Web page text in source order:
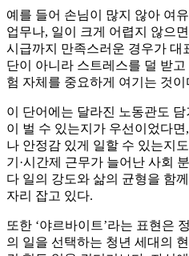
예를 들어 손님이 많지 않아 여
업무나, 일이 크게 어렵지 않으
시급까지 만족스러운 경우가 대
단이 아니라 스트레스를 덜 받
험 자체를 중요하게 여기는 것이
이 단어에는 달라진 노동관도
이 벌 수 있는지가 우선이었다
나 안정감 있게 일할 수 있는지
기·시간제 근무가 늘어난 사회
다 일의 강도와 삶의 균형을 함
자리 잡고 있다.
또한 ‘야르바이트’라는 표현은
의 일을 선택하는 청년 세대의